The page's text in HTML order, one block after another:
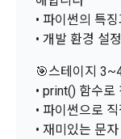
해커톤, AI해커톤,
8. “교육”이라 함
라인/오프라인 교
9. "아이디"라 함
"회원"이 가입 시
10. "비밀번호"라
이디를 부여받은
보를 이용하지 않습
회원제 서비스 이
의에 대한 응답,
• 파이썬의 특
• 개발 환경 설
🎯스테이지
• print() 함수로
• 파이썬으로
• 재미있는 문